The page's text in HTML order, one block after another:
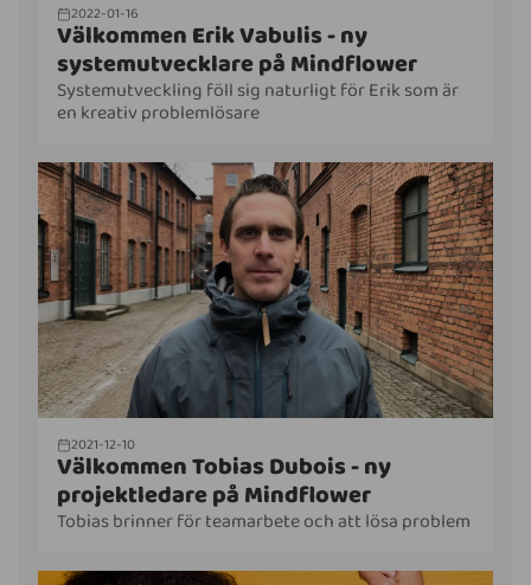
2022-01-16
Välkommen Erik Vabulis - ny
systemutvecklare på Mindflower
Systemutveckling föll sig naturligt för Erik som är
en kreativ problemlösare
2021-12-10
Välkommen Tobias Dubois - ny
projektledare på Mindflower
Tobias brinner för teamarbete och att lösa problem